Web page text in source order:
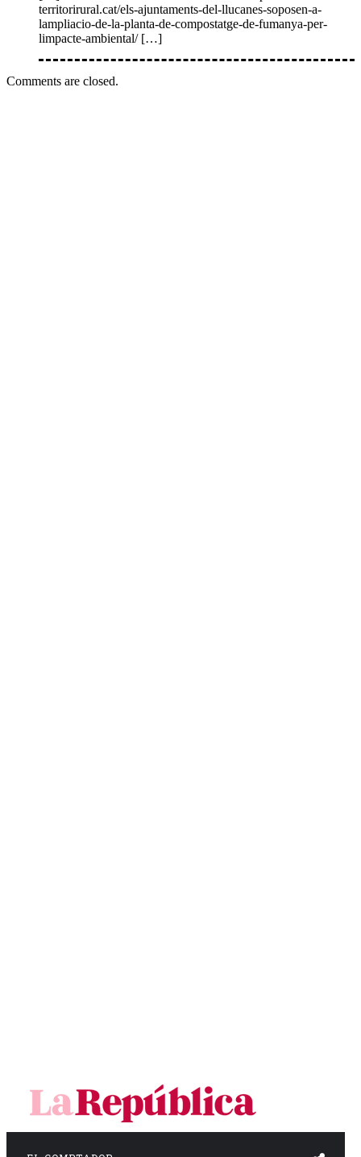
territorirural.cat/els-ajuntaments-del-llucanes-soposen-a-
lampliacio-de-la-planta-de-compostatge-de-fumanya-per-
limpacte-ambiental/ […]
Comments are closed.